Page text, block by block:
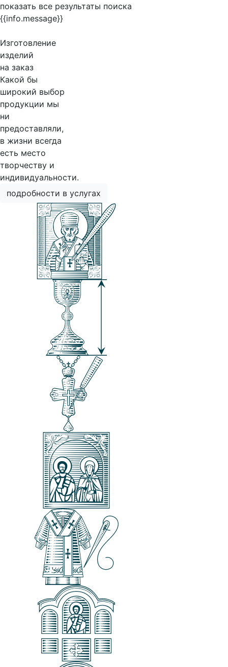
показать все результаты поиска
{{info.message}}
Изготовление
изделий
на заказ
Какой бы
широкий выбор
продукции мы
ни
предоставляли,
в жизни всегда
есть место
творчеству и
индивидуальности.
подробности в услугах